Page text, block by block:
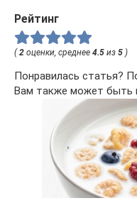
Рейтинг
( 2 оценки, среднее 4.5 из 5 )
Понравилась статья?
Вам также может быть